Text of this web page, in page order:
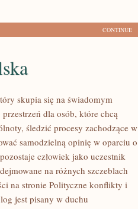
CONTINUE
skupia się na świadomym
dla osób, które chcą
śledzić procesy zachodzące w
samodzielną opinię w oparciu o
człowiek jako uczestnik
na różnych szczeblach
na stronie Polityczne konflikty i
jest pisany w duchu